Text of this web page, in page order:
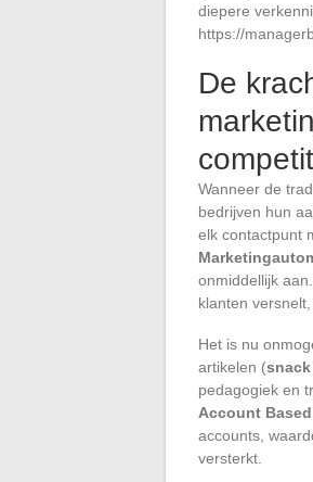
diepere
https://
De
Wanneer de
bedrijven hun
elk contactpunt
onmiddellijk
klanten
Het is nu
artikelen (
pedagogiek en
Account
accounts,
versterkt.